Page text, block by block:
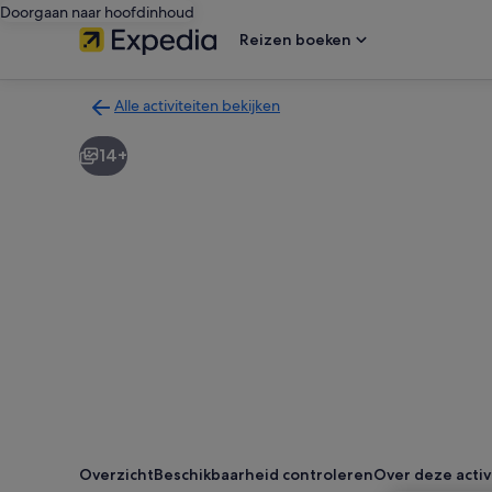
Doorgaan naar hoofdinhoud
Reizen boeken
Alle activiteiten bekijken
naar
de
14+
OverzichtBeschikbaarheid controlerenOver deze